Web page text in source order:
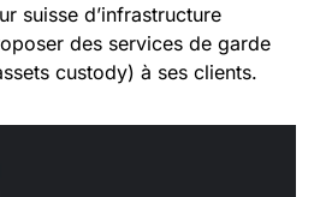
suisse d’infrastructure
des services de garde
custody) à ses clients.